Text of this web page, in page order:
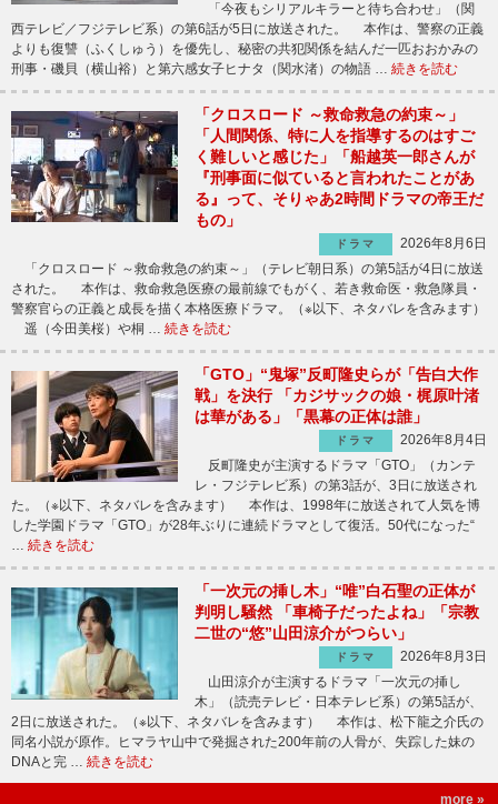
「今夜もシリアルキラーと待ち合わせ」（関
西テレビ／フジテレビ系）の第6話が5日に放送された。 本作は、警察の正義
よりも復讐（ふくしゅう）を優先し、秘密の共犯関係を結んだ一匹おおかみの
刑事・磯貝（横山裕）と第六感女子ヒナタ（関水渚）の物語 … 続きを読む
「クロスロード ～救命救急の約束～」
「人間関係、特に人を指導するのはすご
く難しいと感じた」「船越英一郎さんが
『刑事面に似ていると言われたことがあ
る』って、そりゃあ2時間ドラマの帝王だ
もの」
ドラマ
2026年8月6日
「クロスロード ～救命救急の約束～」（テレビ朝日系）の第5話が4日に放送
された。 本作は、救命救急医療の最前線でもがく、若き救命医・救急隊員・
警察官らの正義と成長を描く本格医療ドラマ。（※以下、ネタバレを含みます）
遥（今田美桜）や桐 … 続きを読む
「GTO」“鬼塚”反町隆史らが「告白大作
戦」を決行 「カジサックの娘・梶原叶渚
は華がある」「黒幕の正体は誰」
ドラマ
2026年8月4日
反町隆史が主演するドラマ「GTO」（カンテ
レ・フジテレビ系）の第3話が、3日に放送され
た。（※以下、ネタバレを含みます） 本作は、1998年に放送されて人気を博
した学園ドラマ「GTO」が28年ぶりに連続ドラマとして復活。50代になった“
… 続きを読む
「一次元の挿し木」“唯”白石聖の正体が
判明し騒然 「車椅子だったよね」「宗教
二世の“悠”山田涼介がつらい」
ドラマ
2026年8月3日
山田涼介が主演するドラマ「一次元の挿し
木」（読売テレビ・日本テレビ系）の第5話が、
2日に放送された。（※以下、ネタバレを含みます） 本作は、松下龍之介氏の
同名小説が原作。ヒマラヤ山中で発掘された200年前の人骨が、失踪した妹の
DNAと完 … 続きを読む
more »